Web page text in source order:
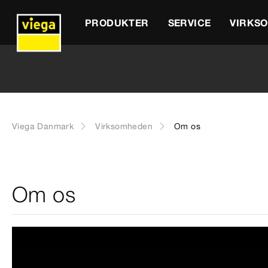
PRODUKTER SERVICE
Viega Danmark Virksomheden Om os
Om os